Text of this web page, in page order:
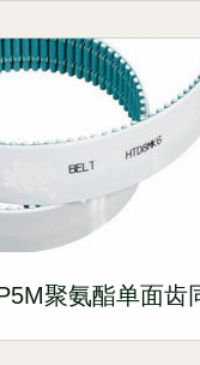
聚氨酯单面齿